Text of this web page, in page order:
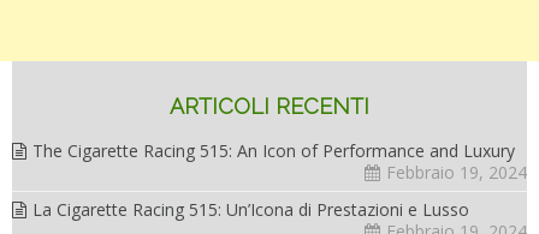
ARTICOLI RECENTI
The Cigarette Racing 515: An Icon of Performance and Luxury
Febbraio 19, 2024
La Cigarette Racing 515: Un’Icona di Prestazioni e Lusso